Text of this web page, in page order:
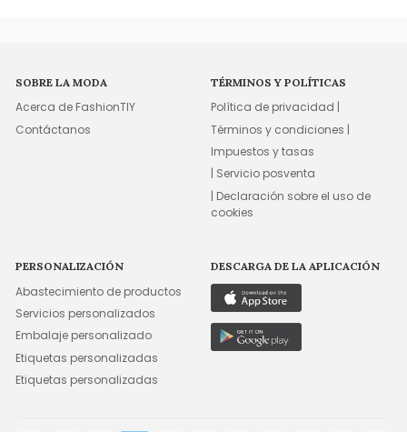
SOBRE LA MODA
Acerca de FashionTIY
Contáctanos
TÉRMINOS Y POLÍTICAS
Política de privacidad |
Términos y condiciones |
Impuestos y tasas
| Servicio posventa
| Declaración sobre el uso de
cookies
PERSONALIZACIÓN
Abastecimiento de productos
Servicios personalizados
Embalaje personalizado
Etiquetas personalizadas
Etiquetas personalizadas
DESCARGA DE LA APLICACIÓN